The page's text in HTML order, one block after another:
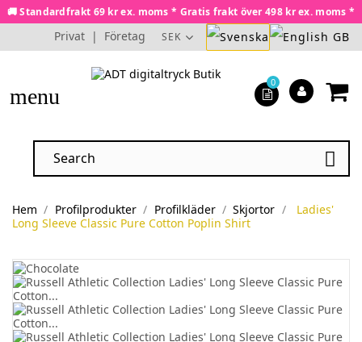
🚚 Standardfrakt 69 kr ex. moms * Gratis frakt över 498 kr ex. moms *
Privat | Företag SEK
menu

0
Hem Profilprodukter Profilkläder Skjortor
Ladies'
Long Sleeve Classic Pure Cotton Poplin Shirt